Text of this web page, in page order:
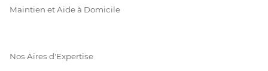
Maintien et Aide à Domicile
Nos Aires d'Expertise